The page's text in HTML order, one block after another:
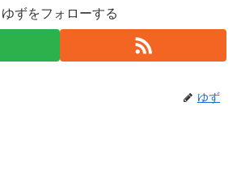
ゆずをフォローする
ゆず